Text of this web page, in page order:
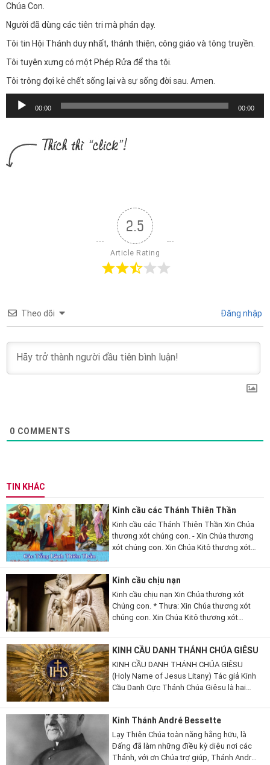
Chúa Con.
Người đã dùng các tiên tri mà phán dạy.
Tôi tin Hội Thánh duy nhất, thánh thiện, công giáo và tông truyền.
Tôi tuyên xưng có một Phép Rửa để tha tội.
Tôi trông đợi kẻ chết sống lại và sự sống đời sau. Amen.
Trình
chơi
00:00 00:00
2.5
Article Rating
Theo dõi Đăng nhập
0 COMMENTS
TIN KHÁC
Kinh cầu các Thánh Thiên Thần
Kinh cầu các Thánh Thiên Thần Xin Chúa
thương xót chúng con. - Xin Chúa thương
xót chúng con. Xin Chúa Kitô thương xót
chúng con. Xin Chúa thương xót chúng
con....
Kinh cầu chịu nạn
Kinh cầu chịu nạn Xin Chúa thương xót
Chúng con. * Thưa: Xin Chúa thương xót
chúng con. Xin Chúa Kitô thương xót
con. Xin Chúa thương xót chúng con. *Xin
Chúa thương xót chúng...
KINH CẦU DANH THÁNH CHÚA GIÊSU
KINH CẦU DANH THÁNH CHÚA GIÊSU
(Holy Name of Jesus Litany) Tác giả Kinh
Cầu Danh Cực Thánh Chúa Giêsu là hai
Bernadine thành Siena (1380-1444), cả hai
đều có lòng rất sùng kính và...
Kinh Thánh André Bessette
Lạy Thiên Chúa toàn năng hằng hữu, là
Đấng đã làm những điều kỳ diệu nơi các
Thánh, với ơn Chúa trợ giúp, Thánh André